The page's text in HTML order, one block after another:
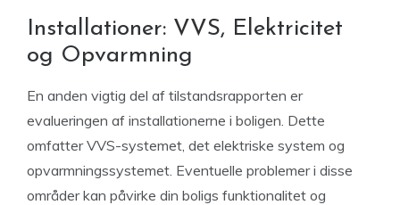
Installationer: VVS, Elektricitet
og Opvarmning
En anden vigtig del af tilstandsrapporten er
evalueringen af installationerne i boligen. Dette
omfatter VVS-systemet, det elektriske system og
opvarmningssystemet. Eventuelle problemer i disse
områder kan påvirke din boligs funktionalitet og